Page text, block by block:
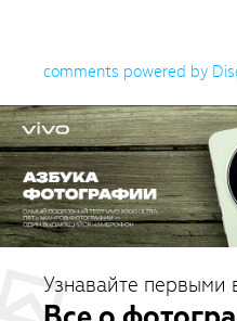
comments powered by
Узнавайте первыми